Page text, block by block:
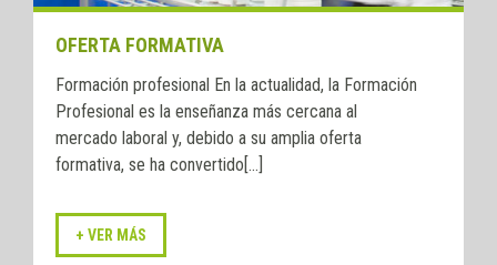
OFERTA FORMATIVA
Formación profesional En la actualidad, la Formación
Profesional es la enseñanza más cercana al
mercado laboral y, debido a su amplia oferta
formativa, se ha convertido[...]